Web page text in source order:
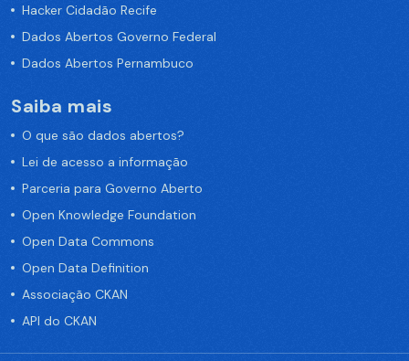
Hacker Cidadão Recife
Dados Abertos Governo Federal
Dados Abertos Pernambuco
Saiba mais
O que são dados abertos?
Lei de acesso a informação
Parceria para Governo Aberto
Open Knowledge Foundation
Open Data Commons
Open Data Definition
Associação CKAN
API do CKAN